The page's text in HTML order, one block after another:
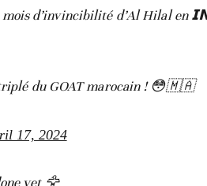
mois d’invincibilité d’Al Hilal
du GOAT marocain ! 😳🇲🇦
17, 2024
yet 🦅